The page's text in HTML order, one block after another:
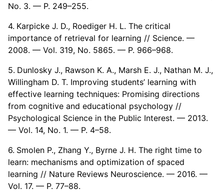
No. 3. — P. 249–255.
Karpicke J. D., Roediger H. L. The critical
importance of retrieval for learning // Science. —
2008. — Vol. 319, No. 5865. — P. 966–968.
Dunlosky J., Rawson K. A., Marsh E. J., Nathan M. J.,
Willingham D. T. Improving students’ learning with
effective learning techniques: Promising directions
from cognitive and educational psychology //
Psychological Science in the Public Interest. — 2013.
— Vol. 14, No. 1. — P. 4–58.
Smolen P., Zhang Y., Byrne J. H. The right time to
learn: mechanisms and optimization of spaced
learning // Nature Reviews Neuroscience. — 2016. —
Vol. 17. — P. 77–88.